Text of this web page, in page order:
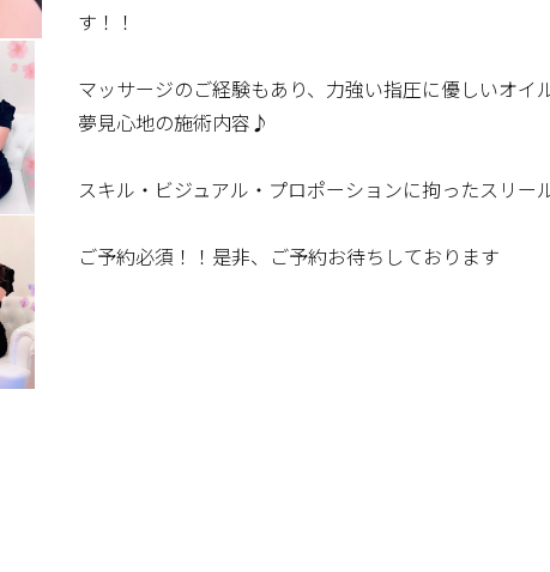
す！！
マッサージのご経験もあり、力強い指圧に優しいオ
夢見心地の施術内容♪
スキル・ビジュアル・プロポーションに拘ったスリー
ご予約必須！！是非、ご予約お待ちしております